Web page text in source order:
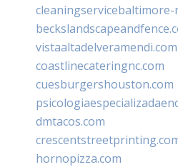
cleaningservicebaltimore-
vistaaltadelveramendi.com
coastlinecateringnc.com
cuesburgershouston.com
dmtacos.com
hornopizza.com